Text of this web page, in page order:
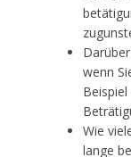
wenn
Wie
lange